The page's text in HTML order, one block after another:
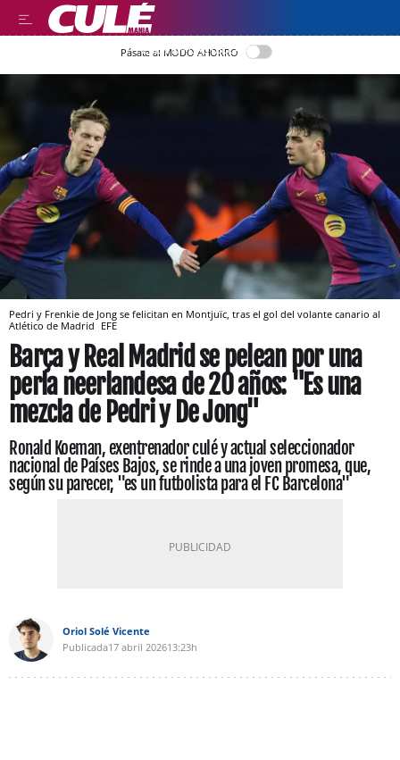
LEER EN CASTELLANO
Pásate al MODO AHORRO
Pedri y Frenkie de Jong se felicitan en Montjuïc, tras el gol del volante canario al
Atlético de Madrid EFE
Barça y Real Madrid se pelean por una
perla neerlandesa de 20 años: "Es una
mezcla de Pedri y De Jong"
Ronald Koeman, exentrenador culé y actual seleccionador
nacional de Países Bajos, se rinde a una joven promesa, que,
según su parecer, "es un futbolista para el FC Barcelona"
Oriol Solé Vicente
Publicada17 abril 202613:23h